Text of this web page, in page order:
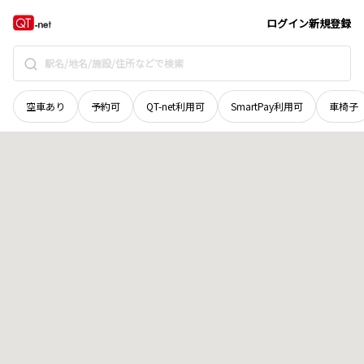
ログイン新規登録
空車あり 予約可 QT-net利用可 SmartPay利用可 車椅子
福井県